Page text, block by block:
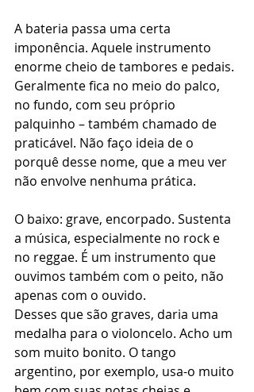
A bateria passa uma certa
imponência. Aquele instrumento
enorme cheio de tambores e pedais.
Geralmente fica no meio do palco,
no fundo, com seu próprio
palquinho – também chamado de
praticável. Não faço ideia de o
porquê desse nome, que a meu ver
não envolve nenhuma prática.
O baixo: grave, encorpado. Sustenta
a música, especialmente no rock e
no reggae. É um instrumento que
ouvimos também com o peito, não
apenas com o ouvido.
Desses que são graves, daria uma
medalha para o violoncelo. Acho um
som muito bonito. O tango
argentino, por exemplo, usa-o muito